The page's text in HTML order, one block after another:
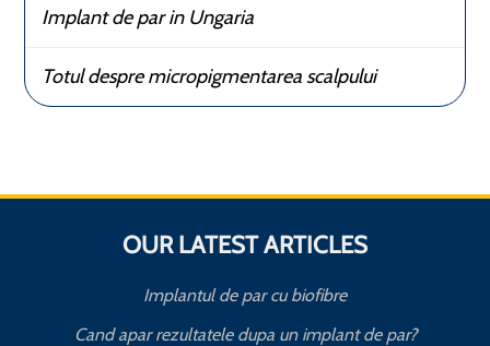
Implant de par in Ungaria
Totul despre micropigmentarea scalpului
OUR LATEST ARTICLES
Implantul de par cu biofibre
Cand apar rezultatele dupa un implant de par?